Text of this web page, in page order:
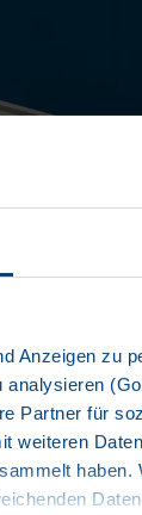
Anzeigen zu
Partner für
weiteren